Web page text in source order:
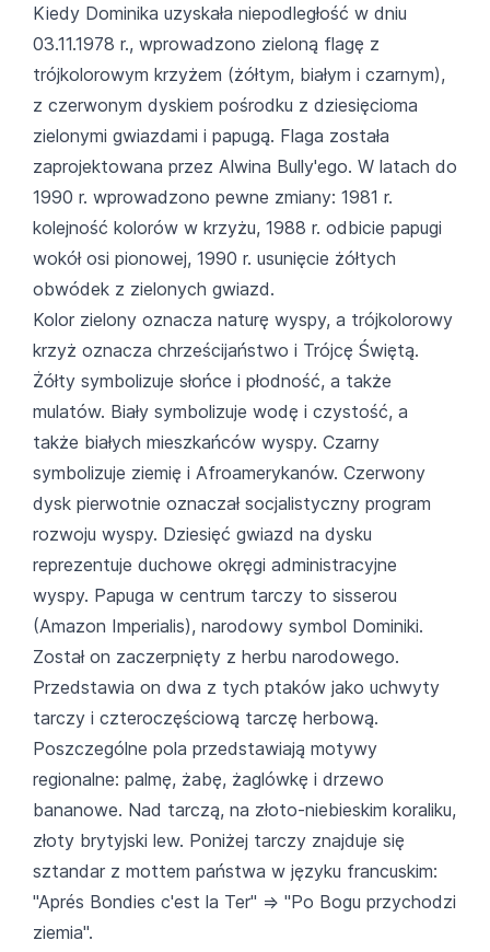
Kiedy Dominika uzyskała niepodległość w dniu
03.11.1978 r., wprowadzono zieloną flagę z
trójkolorowym krzyżem (żółtym, białym i czarnym),
z czerwonym dyskiem pośrodku z dziesięcioma
zielonymi gwiazdami i papugą. Flaga została
zaprojektowana przez Alwina Bully'ego. W latach do
1990 r. wprowadzono pewne zmiany: 1981 r.
kolejność kolorów w krzyżu, 1988 r. odbicie papugi
wokół osi pionowej, 1990 r. usunięcie żółtych
obwódek z zielonych gwiazd.
Kolor zielony oznacza naturę wyspy, a trójkolorowy
krzyż oznacza chrześcijaństwo i Trójcę Świętą.
Żółty symbolizuje słońce i płodność, a także
mulatów. Biały symbolizuje wodę i czystość, a
także białych mieszkańców wyspy. Czarny
symbolizuje ziemię i Afroamerykanów. Czerwony
dysk pierwotnie oznaczał socjalistyczny program
rozwoju wyspy. Dziesięć gwiazd na dysku
reprezentuje duchowe okręgi administracyjne
wyspy. Papuga w centrum tarczy to sisserou
(Amazon Imperialis), narodowy symbol Dominiki.
Został on zaczerpnięty z herbu narodowego.
Przedstawia on dwa z tych ptaków jako uchwyty
tarczy i czteroczęściową tarczę herbową.
Poszczególne pola przedstawiają motywy
regionalne: palmę, żabę, żaglówkę i drzewo
bananowe. Nad tarczą, na złoto-niebieskim koraliku,
złoty brytyjski lew. Poniżej tarczy znajduje się
sztandar z mottem państwa w języku francuskim:
"Aprés Bondies c'est la Ter" => "Po Bogu przychodzi
ziemia".